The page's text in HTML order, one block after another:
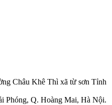
Châu Khê Thì xã từ sơn Tỉnh
Phóng, Q. Hoàng Mai, Hà Nội.